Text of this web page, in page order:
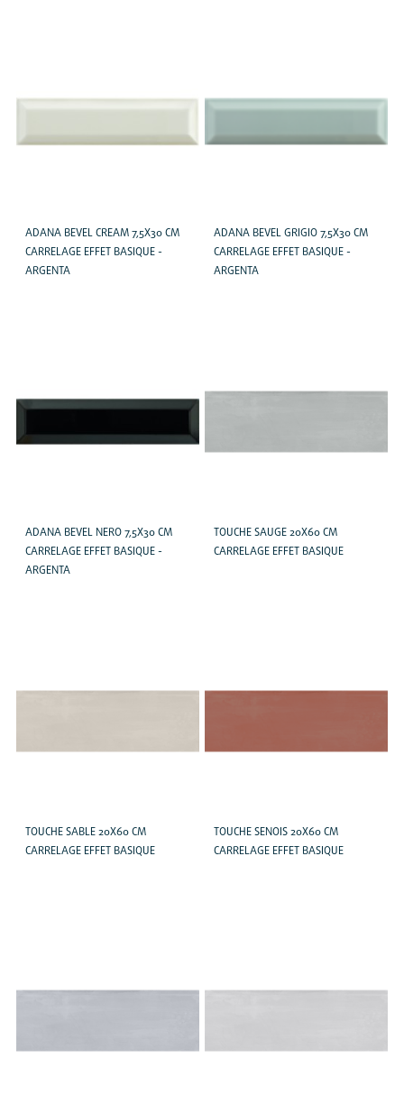
ADANA BEVEL CREAM 7,5X30 CM
CARRELAGE EFFET BASIQUE -
ARGENTA
ADANA BEVEL GRIGIO 7,5X30 CM
CARRELAGE EFFET BASIQUE -
ARGENTA
ADANA BEVEL NERO 7,5X30 CM
CARRELAGE EFFET BASIQUE -
ARGENTA
TOUCHE SAUGE 20X60 CM
CARRELAGE EFFET BASIQUE
TOUCHE SABLE 20X60 CM
CARRELAGE EFFET BASIQUE
TOUCHE SENOIS 20X60 CM
CARRELAGE EFFET BASIQUE